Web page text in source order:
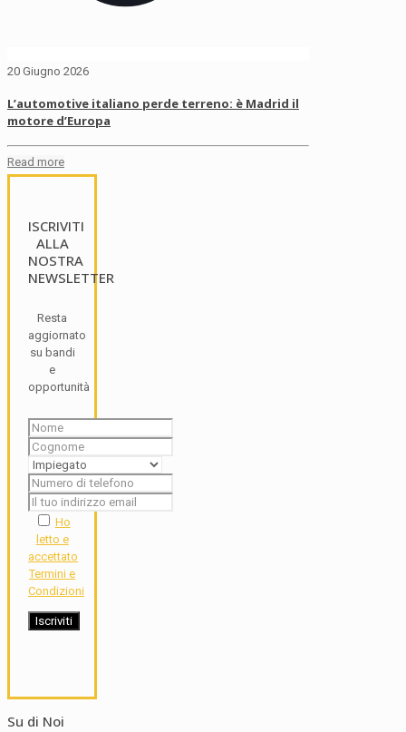
20 Giugno 2026
L’automotive italiano perde terreno: è Madrid il
motore d’Europa
Read more
ISCRIVITI
ALLA
NOSTRA
NEWSLETTER
Resta
aggiornato
su bandi
e
opportunità
Ho
letto e
accettato
Termini e
Condizioni
Su di Noi